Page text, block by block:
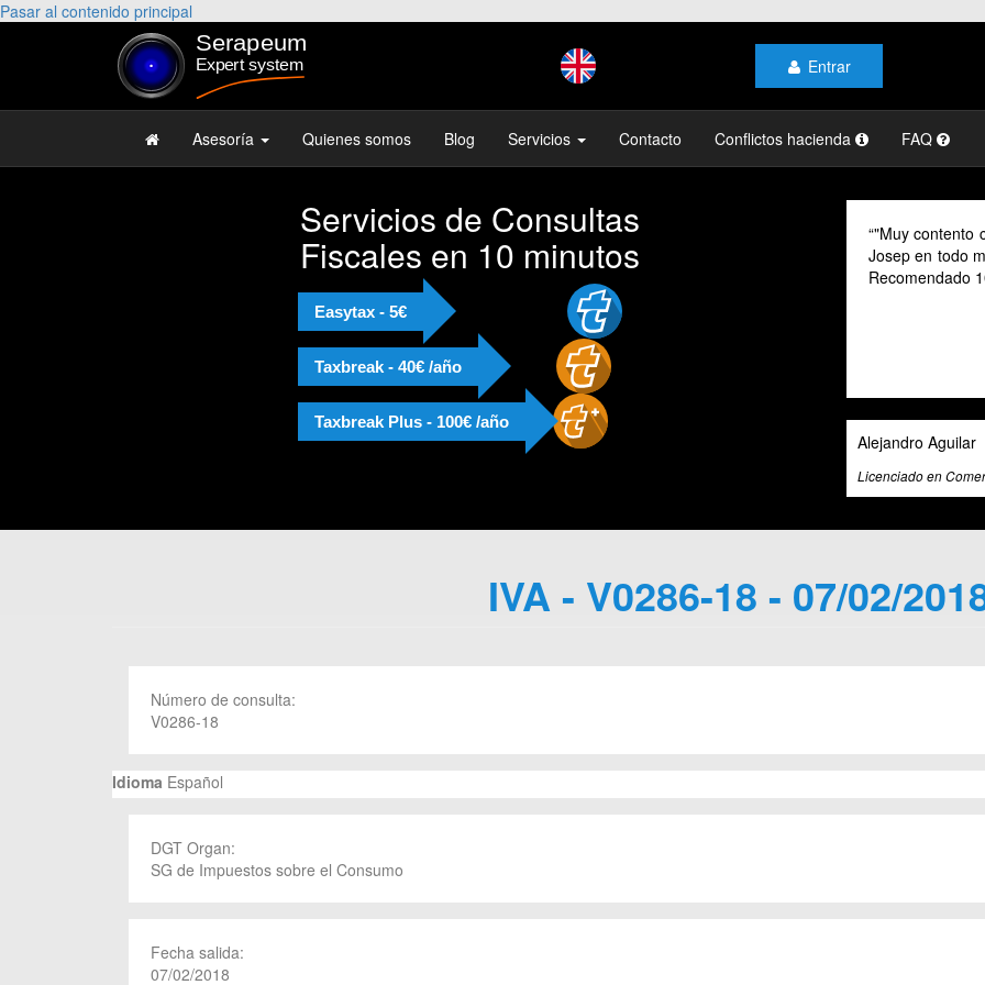
Pasar al contenido principal
Entrar
Asesoría Quienes somos Blog Servicios Contacto Conflictos hacienda FAQ
Servicios de Consultas
Fiscales en 10 minutos
Easytax - 5€
Taxbreak - 40€ /año
Taxbreak Plus - 100€ /año
"Muy contento con el profesionalismo y la
Josep en todo momento, mi gestoría y la de mi
IVA - V0286-18 - 07/02/
Número de consulta:
V0286-18
Idioma Español
DGT Organ:
SG de Impuestos sobre el Consumo
Fecha salida:
07/02/2018